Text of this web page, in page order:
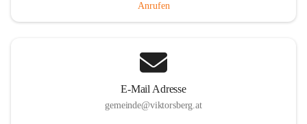
Anrufen
E-Mail Adresse
gemeinde@viktorsberg.at